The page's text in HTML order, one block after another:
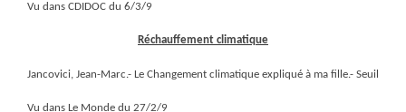
Vu dans CDIDOC du 6/3/9
Réchauffement climatique
Jancovici, Jean-Marc.- Le Changement climatique expliqué à ma fille.- Seuil
Vu dans Le Monde du 27/2/9